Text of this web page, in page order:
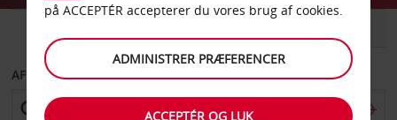
AFHENT FRA
på ACCEPTÉR accepterer du vores brug af cookies.
ADMINISTRER PRÆFERENCER
ACCEPTÉR OG LUK